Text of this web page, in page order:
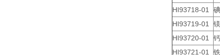
HI93718-01
HI93719-01
HI93720-01
HI93721-01